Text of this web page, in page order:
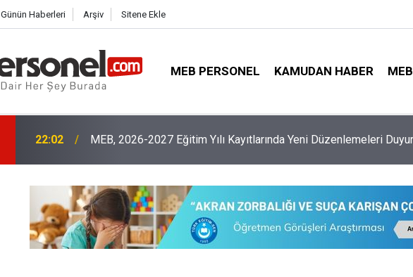
Günün Haberleri Arşiv Sitene Ekle
MEB PERSONEL KAMUDAN HABER MEB
21:32 Öğretmenler İl Emri Bekliyor, İl Emri Ataması Yapılacak Mı?